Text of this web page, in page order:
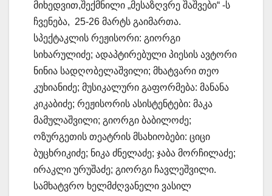
მიხედვით,შექმნილი „მესაზღვრე შაშვები“ -ს
ჩვენება, 25-26 მარტს გაიმართა.
სპექტაკლის რეჟისორი: გიორგი
სიხარულიძე; ადაპტირებული პიესის ავტორი
ნინია სადღობელაშვილი; მხატვარი თეო
კუხიანიძე; მუსიკალური გაფორმება: მანანა
კიკაბიძე; რეჟისორის ასისტენტები: მაკა
მამულაშვილი; გიორგი ბაბილოძე;
ოზურგეთის თეატრის მსახიობები: ციცი
ბუცხრიკიძე; ნიკა ძნელაძე; ჯაბა მორჩილაძე;
ირაკლი ურუშაძე; გიორგი ჩავლეშვილი.
სამხატვრო ხელმძღვანელი ვასილ